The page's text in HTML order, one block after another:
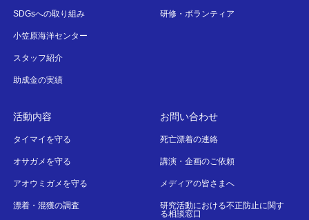
SDGsへの取り組み
小笠原海洋センター
スタッフ紹介
助成金の実績
研修・ボランティア
活動内容
タイマイを守る
オサガメを守る
アオウミガメを守る
漂着・混獲の調査
お問い合わせ
死亡漂着の連絡
講演・企画のご依頼
メディアの皆さまへ
研究活動における不正防止に関す
る相談窓口